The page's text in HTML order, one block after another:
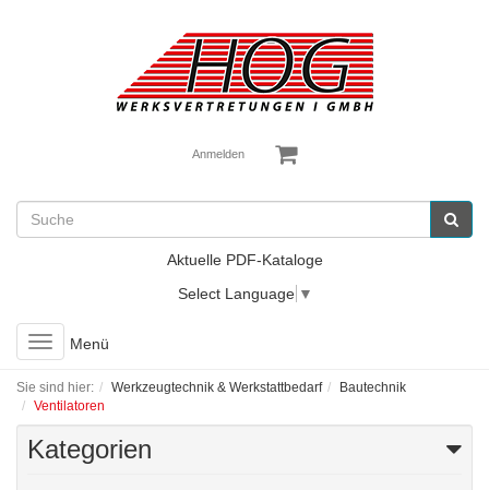
Anmelden
Aktuelle PDF-Kataloge
Select Language ▼
Toggle
navigation
Menü
Sie sind hier: Werkzeugtechnik & Werkstattbedarf
Bautechnik
Ventilatoren
Kategorien